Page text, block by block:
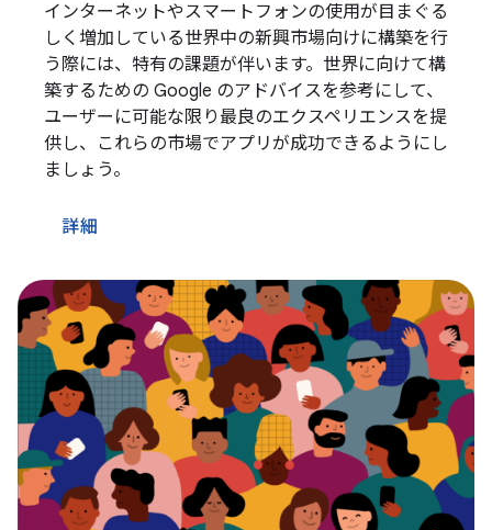
インターネットやスマートフォンの使用が目まぐる
しく増加している世界中の新興市場向けに構築を行
う際には、特有の課題が伴います。世界に向けて構
築するための Google のアドバイスを参考にして、
ユーザーに可能な限り最良のエクスペリエンスを提
供し、これらの市場でアプリが成功できるようにし
ましょう。
詳細